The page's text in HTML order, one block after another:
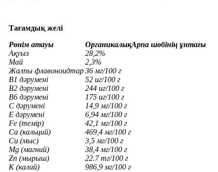
Тағамдық желі
Pөнім атауы ОрганикалықАрпа шөбінің ұнтағы
Ақуыз
28,2%
Май
2,3%
Жалпы флавоноидтар36 мг/100 г
В1 дәрумені
52 uг/100 г
В2 дәрумені
244 uг/100 г
В6 дәрумені
175 uг/100 г
С дәрумені
14,9 мг/100 г
Е дәрумені
6,94 мг/100 г
Fe (темір)
42,1 мг/100 г
Ca (кальций)
469,4 мг/100 г
Cu (мыс)
3,5 мг/100 г
Mg (магний)
38,4 мг/100 г
Zn (мырыш)
22.7 mг/100 г
K (калий)
986,9 мг/100 г